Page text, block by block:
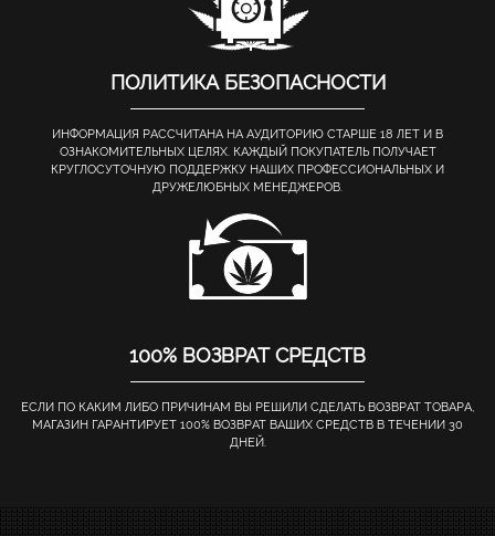
ПОЛИТИКА БЕЗОПАСНОСТИ
ИНФОРМАЦИЯ РАССЧИТАНА НА АУДИТОРИЮ СТАРШЕ 18 ЛЕТ И В
ОЗНАКОМИТЕЛЬНЫХ ЦЕЛЯХ. КАЖДЫЙ ПОКУПАТЕЛЬ ПОЛУЧАЕТ
КРУГЛОСУТОЧНУЮ ПОДДЕРЖКУ НАШИХ ПРОФЕССИОНАЛЬНЫХ И
ДРУЖЕЛЮБНЫХ МЕНЕДЖЕРОВ.
100% ВОЗВРАТ СРЕДСТВ
ЕСЛИ ПО КАКИМ ЛИБО ПРИЧИНАМ ВЫ РЕШИЛИ СДЕЛАТЬ ВОЗВРАТ ТОВАРА,
МАГАЗИН ГАРАНТИРУЕТ 100% ВОЗВРАТ ВАШИХ СРЕДСТВ В ТЕЧЕНИИ 30
ДНЕЙ.